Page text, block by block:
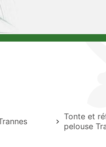
Tonte et
pelouse